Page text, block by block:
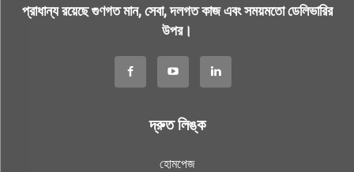
প্রাধান্য রয়েছে গুণগত মান, সেবা, দলগত কাজ এবং সময়মতো ডেলিভারির
উপর।
দ্রুত লিঙ্ক
হোমপেজ